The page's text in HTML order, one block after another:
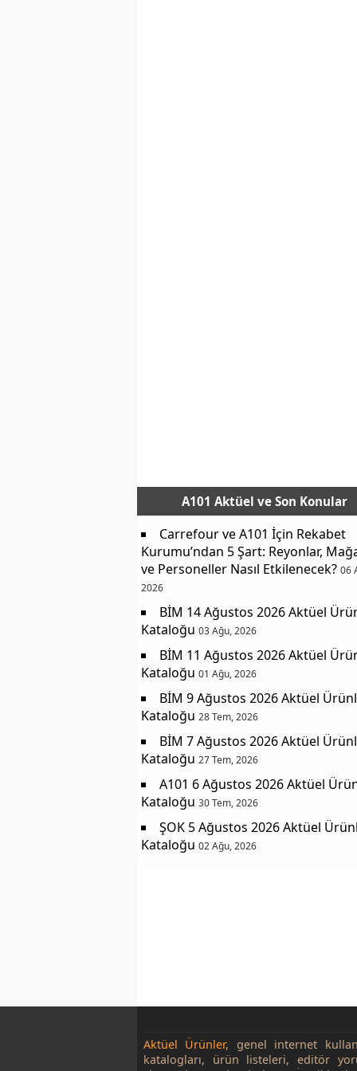
A101 Aktüel ve Son Konular
Carrefour ve A101 İçin Rekabet
Kurumu’ndan 5 Şart: Reyonlar,
ve Personeller Nasıl Etkilenecek? 06
2026
BİM 14 Ağustos 2026 Aktüel
Kataloğu 03 Ağu, 2026
BİM 11 Ağustos 2026 Aktüel
Kataloğu 01 Ağu, 2026
BİM 9 Ağustos 2026 Aktüel
Kataloğu 28 Tem, 2026
BİM 7 Ağustos 2026 Aktüel
Kataloğu 27 Tem, 2026
A101 6 Ağustos 2026 Aktüel
Kataloğu 30 Tem, 2026
ŞOK 5 Ağustos 2026 Aktüel
Kataloğu 02 Ağu, 2026
Aktüel Ürünler, genel internet
katalogları, ürün listeleri, editör